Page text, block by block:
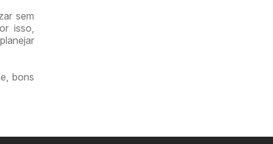
sem
isso,
bons